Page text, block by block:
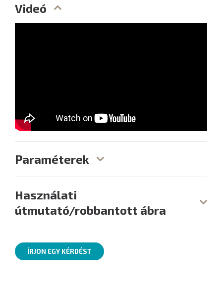
Videó
Paraméterek
Használati
útmutató/robbantott ábra
ÍRJON EGY KÉRDÉST